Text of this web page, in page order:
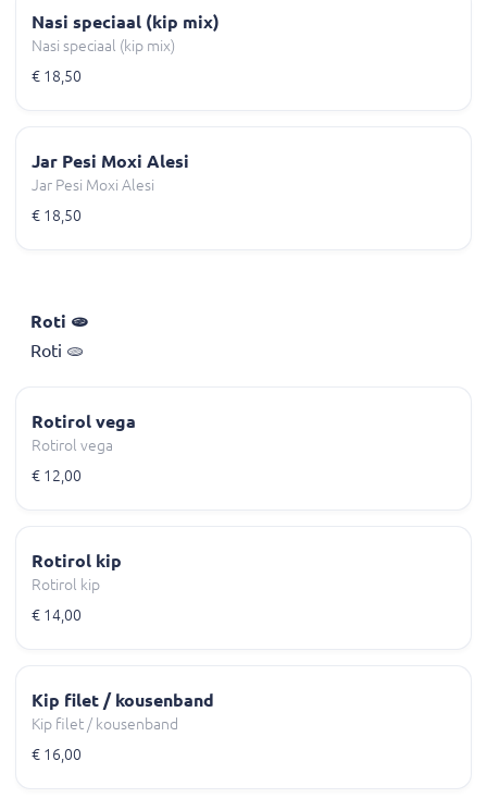
Nasi speciaal (kip mix)
Nasi speciaal (kip mix)
€ 18,50
Jar Pesi Moxi Alesi
Jar Pesi Moxi Alesi
€ 18,50
Roti 🫓
Roti 🫓
Rotirol vega
Rotirol vega
€ 12,00
Rotirol kip
Rotirol kip
€ 14,00
Kip filet / kousenband
Kip filet / kousenband
€ 16,00